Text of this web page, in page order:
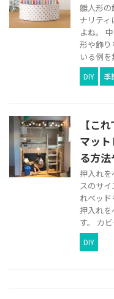
雛人形の
ナリテ
よね。
形や飾り
いる例を
DIY 季
【こ
マッ
る方
押入れを
スのサ
れベッド
押入れを
す。 カビ
DIY